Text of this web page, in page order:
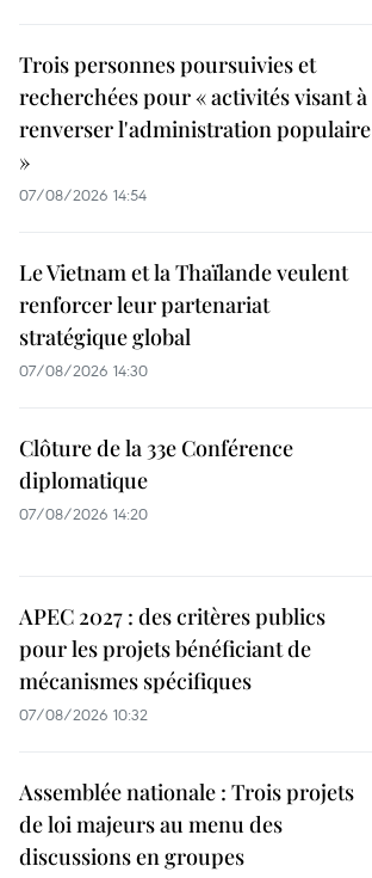
Trois personnes poursuivies et
recherchées pour « activités visant à
renverser l'administration populaire
»
07/08/2026 14:54
Le Vietnam et la Thaïlande veulent
renforcer leur partenariat
stratégique global
07/08/2026 14:30
Clôture de la 33e Conférence
diplomatique
07/08/2026 14:20
APEC 2027 : des critères publics
pour les projets bénéficiant de
mécanismes spécifiques
07/08/2026 10:32
Assemblée nationale : Trois projets
de loi majeurs au menu des
discussions en groupes